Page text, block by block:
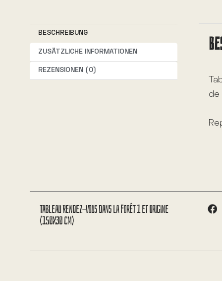
BESCHREIBUNG
ZUSÄTZLICHE INFORMATIONEN
REZENSIONEN (0)
de
Tableau Rendez-vous dans la forêt 1 et Origine
(150X30 cm)